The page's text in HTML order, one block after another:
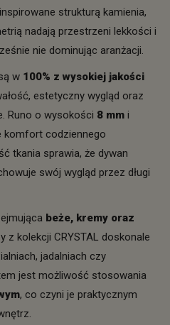
strukturą kamienia,
nadają przestrzeni lekkości i
nie dominując aranżacji.
w 100% z wysokiej jakości
estetyczny wygląd oraz
Runo o wysokości 8 mm i
komfort codziennego
tkania sprawia, że dywan
swój wygląd przez długi
beże, kremy oraz
z kolekcji CRYSTAL doskonale
jadalniach czy
jest możliwość stosowania
, co czyni je praktycznym